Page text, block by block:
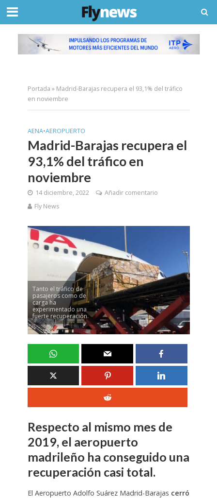
Portada » Madrid-Barajas recupera el 93,1% del tráfico
en noviembre
AENA•AEROPUERTO
Madrid-Barajas recupera el
93,1% del tráfico en
noviembre
14 diciembre, 2022
Añadir comentario
Fly News
Tanto el tráfico de
pasajeros como de
carga ha
experimentado una
fuerte recuperación.
Respecto al mismo mes de
2019, el aeropuerto
madrileño ha conseguido una
recuperación casi total.
El Aeropuerto Adolfo Suárez Madrid-Barajas cerró